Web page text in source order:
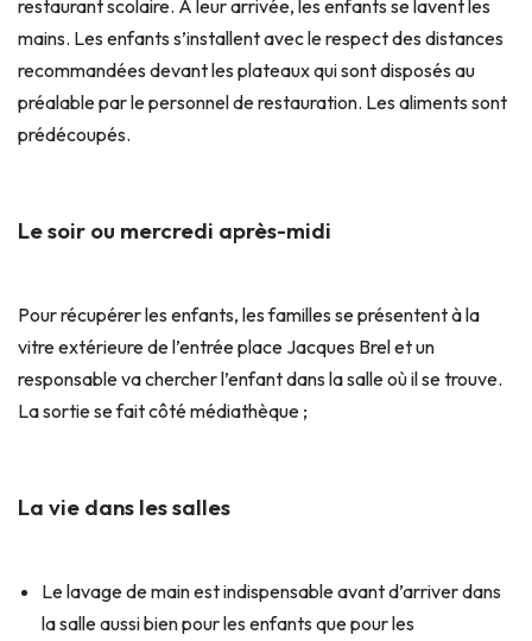
restaurant scolaire. À leur arrivée, les enfants se lavent les
mains. Les enfants s’installent avec le respect des distances
recommandées devant les plateaux qui sont disposés au
préalable par le personnel de restauration. Les aliments sont
prédécoupés.
Le soir ou mercredi après-midi
Pour récupérer les enfants, les familles se présentent à la
vitre extérieure de l’entrée place Jacques Brel et un
responsable va chercher l’enfant dans la salle où il se trouve.
La sortie se fait côté médiathèque ;
La vie dans les salles
Le lavage de main est indispensable avant d’arriver dans
la salle aussi bien pour les enfants que pour les